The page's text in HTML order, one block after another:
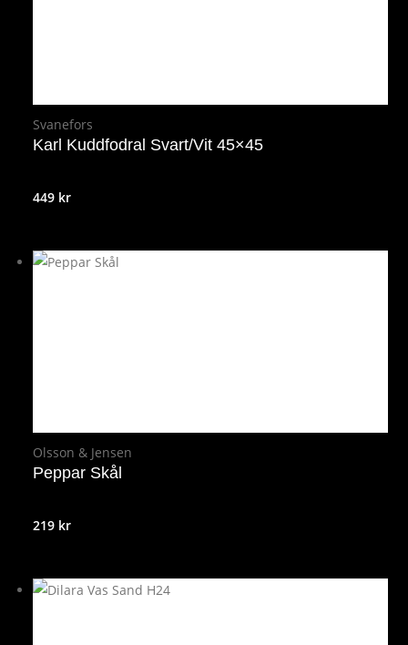
Svanefors
Karl Kuddfodral Svart/Vit 45×45
449 kr
Olsson & Jensen
Peppar Skål
219 kr